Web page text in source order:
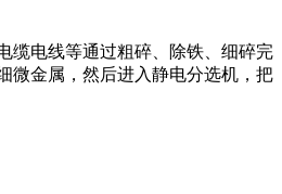
缆电线等通过粗碎、除铁、细碎完
微金属，然后进入静电分选机，把